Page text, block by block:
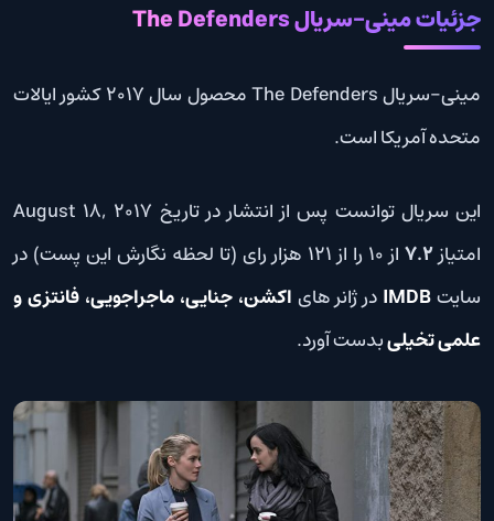
جزئیات مینی-سریال The Defenders
مینی-سریال The Defenders محصول سال 2017 کشور ایالات
متحده آمریکا است.
این سریال توانست پس از انتشار در تاریخ August 18, 2017
امتیاز7.2
از 10 را از 121 هزار رای (تا لحظه نگارش این پست) در
سایتIMDB در ژانر های اکشن، جنایی، ماجراجویی، فانتزی و
علمی تخیلیبدست آورد.